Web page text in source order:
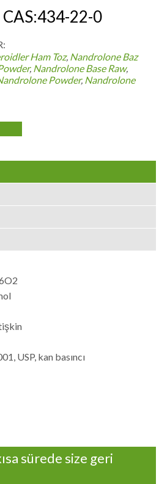
22-0
Ham Toz, Nandrolone Baz
, Nandrolone Base Raw,
Powder, Nandrolone
USP, kan basıncı
sürede size geri